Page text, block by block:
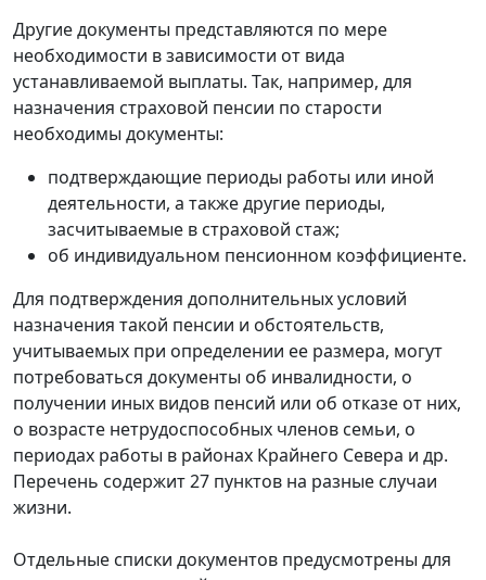
Другие документы представляются по мере
необходимости в зависимости от вида
устанавливаемой выплаты. Так, например, для
назначения страховой пенсии по старости
необходимы документы:
подтверждающие периоды работы или иной
деятельности, а также другие периоды,
засчитываемые в страховой стаж;
об индивидуальном пенсионном коэффициенте.
Для подтверждения дополнительных условий
назначения такой пенсии и обстоятельств,
учитываемых при определении ее размера, могут
потребоваться документы об инвалидности, о
получении иных видов пенсий или об отказе от них,
о возрасте нетрудоспособных членов семьи, о
периодах работы в районах Крайнего Севера и др.
Перечень содержит 27 пунктов на разные случаи
жизни.
Отдельные списки документов предусмотрены для